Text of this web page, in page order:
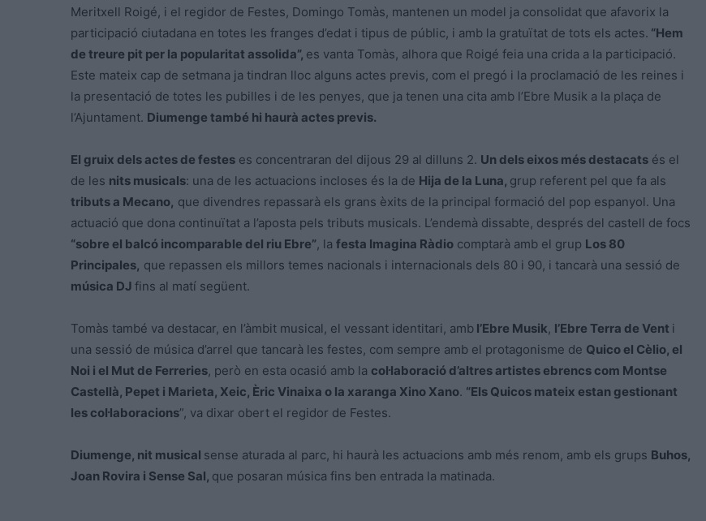
Meritxell Roigé, i el regidor de Festes, Domingo Tomàs, mantenen un model ja consolidat que afavorix la
participació ciutadana en totes les franges d’edat i tipus de públic, i amb la gratuïtat de tots els actes. “Hem
de treure pit per la popularitat assolida”, es vanta Tomàs, alhora que Roigé feia una crida a la participació.
Este mateix cap de setmana ja tindran lloc alguns actes previs, com el pregó i la proclamació de les reines i
la presentació de totes les pubilles i de les penyes, que ja tenen una cita amb l’Ebre Musik a la plaça de
l’Ajuntament. Diumenge també hi haurà actes previs.
El gruix dels actes de festes es concentraran del dijous 29 al dilluns 2. Un dels eixos més destacats és el
de les nits musicals: una de les actuacions incloses és la de Hija de la Luna, grup referent pel que fa als
tributs a Mecano, que divendres repassarà els grans èxits de la principal formació del pop espanyol. Una
actuació que dona continuïtat a l’aposta pels tributs musicals. L’endemà dissabte, després del castell de focs
“sobre el balcó incomparable del riu Ebre”, la festa Imagina Ràdio comptarà amb el grup Los 80
Principales, que repassen els millors temes nacionals i internacionals dels 80 i 90, i tancarà una sessió de
música DJ fins al matí següent.
Tomàs també va destacar, en l’àmbit musical, el vessant identitari, amb l’Ebre Musik, l’Ebre Terra de Vent i
una sessió de música d’arrel que tancarà les festes, com sempre amb el protagonisme de Quico el Cèlio, el
Noi i el Mut de Ferreries, però en esta ocasió amb la col·laboració d’altres artistes ebrencs com Montse
Castellà, Pepet i Marieta, Xeic, Èric Vinaixa o la xaranga Xino Xano. “Els Quicos mateix estan gestionant
les col·laboracions”, va dixar obert el regidor de Festes.
Diumenge, nit musical sense aturada al parc, hi haurà les actuacions amb més renom, amb els grups Buhos,
Joan Rovira i Sense Sal, que posaran música fins ben entrada la matinada.